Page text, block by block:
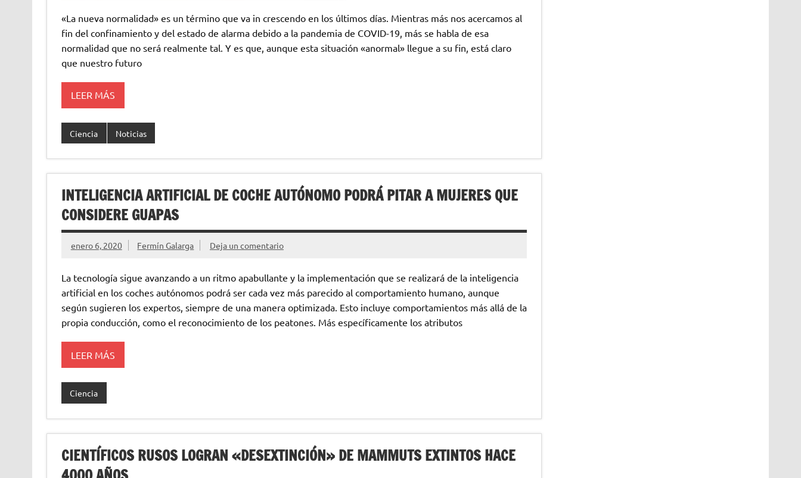
«La nueva normalidad» es un término que va in crescendo en los últimos días. Mientras más nos acercamos al
fin del confinamiento y del estado de alarma debido a la pandemia de COVID-19, más se habla de esa
normalidad que no será realmente tal. Y es que, aunque esta situación «anormal» llegue a su fin, está claro
que nuestro futuro
LEER MÁS
Ciencia Noticias
INTELIGENCIA ARTIFICIAL DE COCHE AUTÓNOMO PODRÁ PITAR A MUJERES QUE
CONSIDERE GUAPAS
enero 6, 2020 Fermín Galarga Deja un comentario
La tecnología sigue avanzando a un ritmo apabullante y la implementación que se realizará de la inteligencia
artificial en los coches autónomos podrá ser cada vez más parecido al comportamiento humano, aunque
según sugieren los expertos, siempre de una manera optimizada. Esto incluye comportamientos más allá de la
propia conducción, como el reconocimiento de los peatones. Más específicamente los atributos
LEER MÁS
Ciencia
CIENTÍFICOS RUSOS LOGRAN «DESEXTINCIÓN» DE MAMMUTS EXTINTOS HACE